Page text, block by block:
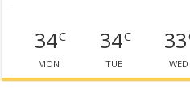
34C
MON
34C
TUE
33
WED